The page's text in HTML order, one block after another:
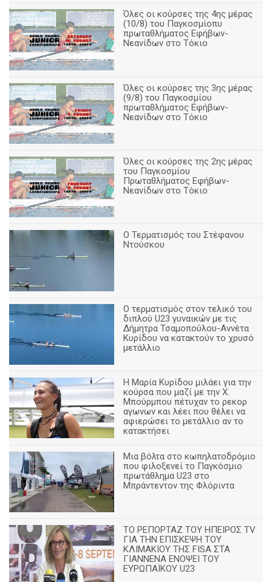
Όλες οι κούρσες της 4ης μέρας
(10/8) του Παγκοσμίοπυ
πρωταθλήματος Εφήβων-
Νεανίδων στο Τόκιο
Όλες οι κούρσες της 3ης μέρας
(9/8) του Παγκοσμίου
πρωταθλήματος Εφήβων-
Νεανίδων στο Τόκιο
Όλες οι κούρσες της 2ης μέρας
του Παγκοσμίου
Πρωταθλήματος Εφήβων-
Νεανίδων στο Τόκιο
Ο Τερματισμός του Στέφανου
Ντούσκου
Ο τερματισμός στον τελικό του
διπλού U23 γυναικών με τις
Δήμητρα Τσαμοπούλου-Αννέτα
Κυρίδου να κατακτούν το χρυσό
μετάλλιο
Η Μαρία Κυρίδου μιλάει για την
κούρσα που μαζί με την Χ.
Μπούρμπου πέτυχαν το ρεκορ
αγωνων και λέει που θέλει να
αφιερώσει το μετάλλιο αν το
κατακτήσει
Μια βόλτα στο κωπηλατοδρόμιο
που φιλοξενεί το Παγκόσμιο
πρωτάθλημα U23 στο
Μπράντεντον της Φλόριντα
ΤΟ ΡΕΠΟΡΤΑΖ ΤΟΥ ΗΠΕΙΡΟΣ TV
ΓΙΑ ΤΗΝ ΕΠΙΣΚΕΨΗ ΤΟΥ
ΚΛΙΜΑΚΙΟΥ ΤΗΣ FISA ΣΤΑ
ΓΙΑΝΝΕΝΑ ΕΝΟΨΕΙ ΤΟΥ
ΕΥΡΩΠΑΪΚΟΥ U23